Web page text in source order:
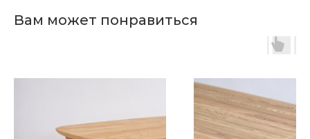
Вам может понравиться